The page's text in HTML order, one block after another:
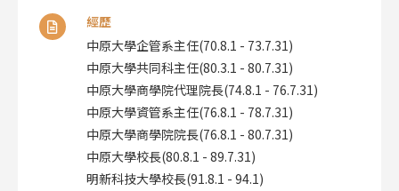
經歷
中原大學企管系主任(70.8.1 - 73.7.31)
中原大學共同科主任(80.3.1 - 80.7.31)
中原大學商學院代理院長(74.8.1 - 76.7.31)
中原大學資管系主任(76.8.1 - 78.7.31)
中原大學商學院院長(76.8.1 - 80.7.31)
中原大學校長(80.8.1 - 89.7.31)
明新科技大學校長(91.8.1 - 94.1)